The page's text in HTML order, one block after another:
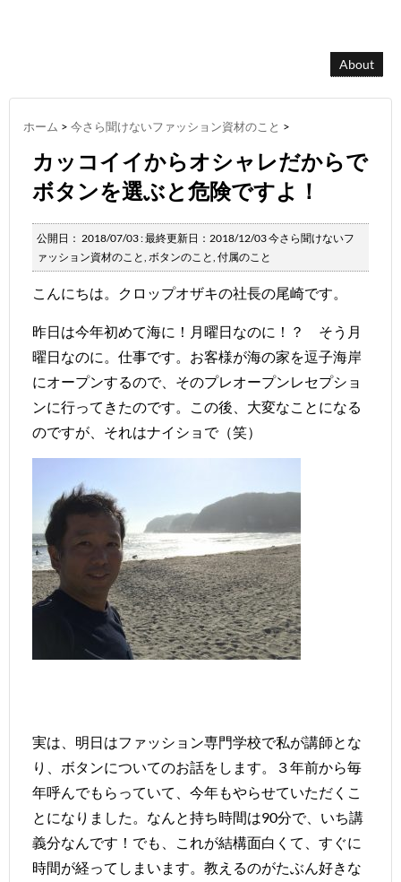
About
ホーム > 今さら聞けないファッション資材のこと >
カッコイイからオシャレだからで
ボタンを選ぶと危険ですよ！
公開日： 2018/07/03: 最終更新日：2018/12/03今さら聞けないフ
ァッション資材のこと, ボタンのこと, 付属のこと
こんにちは。クロップオザキの社長の尾崎です。
昨日は今年初めて海に！月曜日なのに！？ そう月
曜日なのに。仕事です。お客様が海の家を逗子海岸
にオープンするので、そのプレオープンレセプショ
ンに行ってきたのです。この後、大変なことになる
のですが、それはナイショで（笑）
実は、明日はファッション専門学校で私が講師とな
り、ボタンについてのお話をします。３年前から毎
年呼んでもらっていて、今年もやらせていただくこ
とになりました。なんと持ち時間は90分で、いち講
義分なんです！でも、これが結構面白くて、すぐに
時間が経ってしまいます。教えるのがたぶん好きな